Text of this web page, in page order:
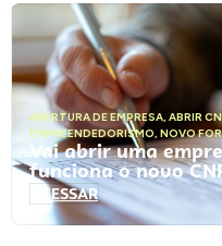
ABERTURA DE EMPRESA, ABRIR
EMPREENDEDORISMO, NOVO
Vai abrir uma
funciona o novo
ACESSAR